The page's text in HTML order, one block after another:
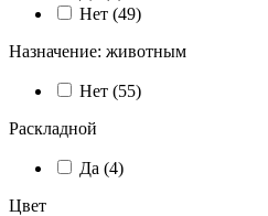
Нет (49)
Назначение: животным
Нет (55)
Раскладной
Да (4)
Цвет